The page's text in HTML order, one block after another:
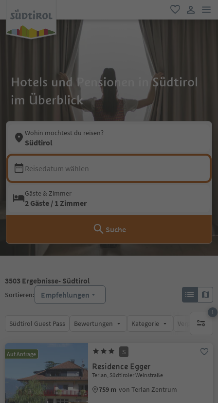
favorit
user link
Hotels und Pensionen in Südtirol
im Überblick
Wohin möchtest du reisen?
Südtirol
Reisedatum wählen
Gäste & Zimmer
2 Gäste / 1 Zimmer
Suche
3503 Ergebnisse- Südtirol
Sortieren: Empfehlungen
Südtirol Guest Pass Bewertungen Kategorie
1
1
Auf Anfrage S
Residence Egger
Terlan, Südtiroler Weinstraße
759 m von Terlan Zentrum